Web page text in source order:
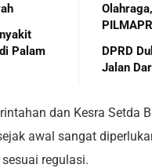
Palam
DPRD
Jalan
dan Kesra Setda
awal sangat
regulasi.